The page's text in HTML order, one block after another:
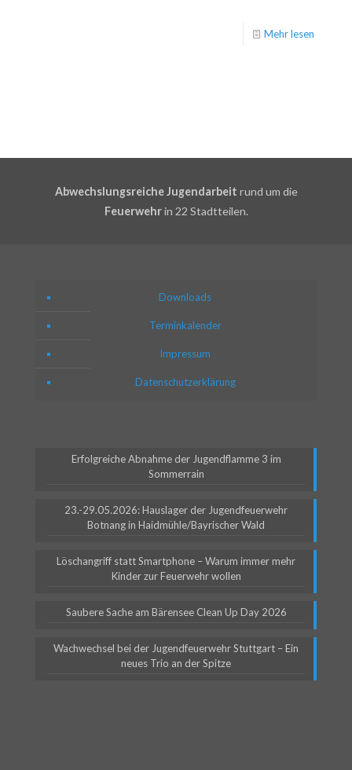
Mehr lesen
Abwechslungsreiche Jugendarbeit rund um die
Feuerwehrin 22 Stadtteilen.
Downloads
Terminkalender
Impressum
Datenschutzerklärung
Erfolgreiche Abnahme der Jugendflamme 3 im
Sommerrain
23.-29.05.2026: Hauslager der Jugendfeuerwehr
Botnang in Haidmühle/Bayrischer Wald
Löschangriff statt Smartphone – Warum immer mehr
Kinder zur Feuerwehr wollen
Saubere Sache am Bärensee Clean Up Day 2026
Wachwechsel bei der Jugendfeuerwehr Stuttgart – Ein
neues Trio an der Spitze